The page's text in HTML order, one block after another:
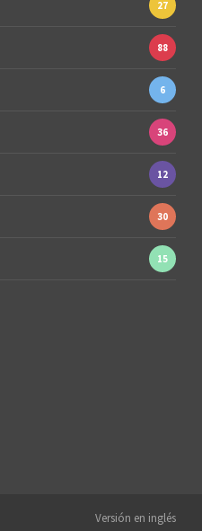
27
88
6
36
12
30
15
Versión en inglés